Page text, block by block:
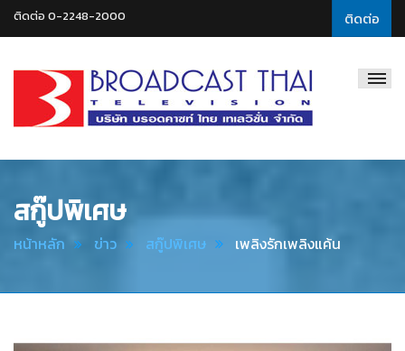
ติดต่อ
ติดต่อ 0-2248-2000
Thai
สกู๊ปพิเศษ
หน้าหลัก ข่าว สกู๊ปพิเศษ เพลิงรักเพลิงแค้น